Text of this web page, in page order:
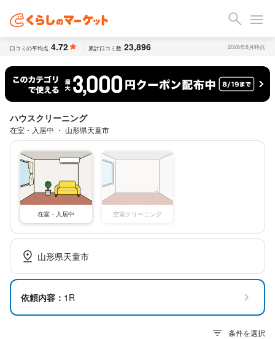
口コミの平均点 4.72 累計口コミ数 23,896 2026年8月時点
ハウスクリーニング
在室・入居中 ・ 山形県天童市
在室・入居中 空室クリーニング
山形県天童市
依頼内容： 1R
条件を選択